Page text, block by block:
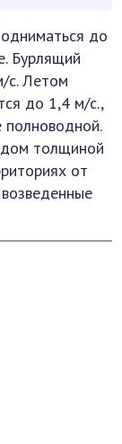
до
Бурлящий
с. Летом
до 1,4 м/с.,
толщиной
от